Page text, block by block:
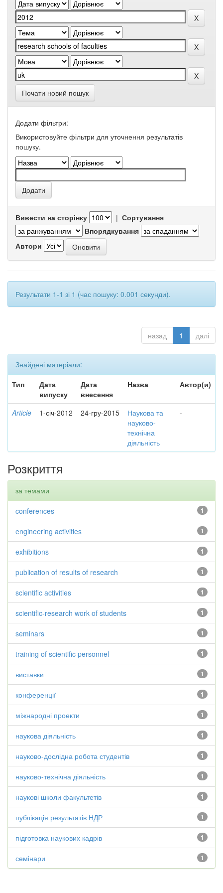
Почати новий пошук
Додати фільтри:
Використовуйте фільтри для уточнення результатів
пошуку.
Вивести на сторінку | Сортування
Впорядкування
Автори
Результати 1-1 зі 1 (час пошуку: 0.001 секунди).
назад 1 далі
Знайдені матеріали:
Тип
Дата
випуску
Дата
внесення
Назва Автор(и)
Article 1-січ-2012 24-гру-2015
Наукова та
науково-
технічна
діяльність
-
Розкриття
за темами
1
conferences
1
engineering activities
1
exhibitions
1
publication of results of research
1
scientific activities
1
scientific-research work of students
1
seminars
1
training of scientific personnel
1
виставки
1
конференції
1
міжнародні проекти
1
наукова діяльність
1
науково-дослідна робота студентів
1
науково-технічна діяльність
1
наукові школи факультетів
1
публікація результатів НДР
1
підготовка наукових кадрів
1
семінари